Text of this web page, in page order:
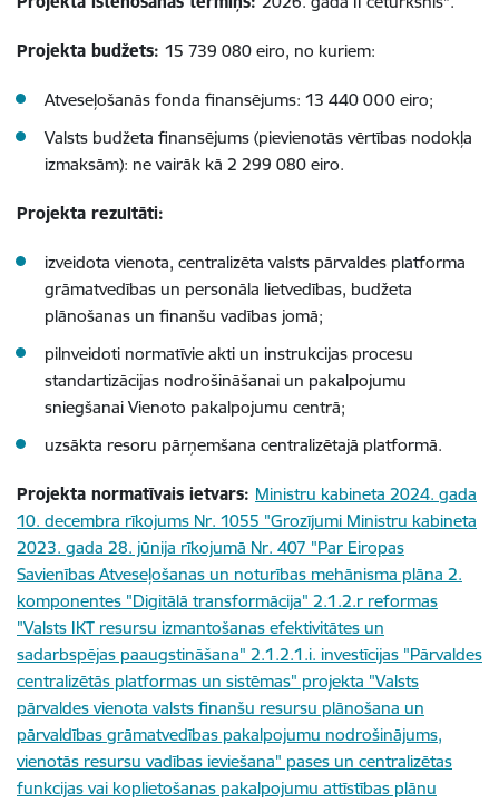
Projekta budžets: 15 739 080 eiro, no kuriem:
Atveseļošanās fonda finansējums: 13 440 000 eiro;
Valsts budžeta finansējums (pievienotās vērtības nodokļa
izmaksām): ne vairāk kā 2 299 080 eiro.
Projekta rezultāti:
izveidota vienota, centralizēta valsts pārvaldes platforma
grāmatvedības un personāla lietvedības, budžeta
plānošanas un finanšu vadības jomā;
pilnveidoti normatīvie akti un instrukcijas procesu
standartizācijas nodrošināšanai un pakalpojumu
sniegšanai Vienoto pakalpojumu centrā;
uzsākta resoru pārņemšana centralizētajā platformā.
Projekta normatīvais ietvars: Ministru kabineta 2024. gada
10. decembra rīkojums Nr. 1055 "Grozījumi Ministru kabineta
2023. gada 28. jūnija rīkojumā Nr. 407 "Par Eiropas
Savienības Atveseļošanas un noturības mehānisma plāna 2.
komponentes "Digitālā transformācija" 2.1.2.r reformas
"Valsts IKT resursu izmantošanas efektivitātes un
sadarbspējas paaugstināšana" 2.1.2.1.i. investīcijas "Pārvaldes
centralizētās platformas un sistēmas" projekta "Valsts
pārvaldes vienota valsts finanšu resursu plānošana un
pārvaldības grāmatvedības pakalpojumu nodrošinājums,
vienotās resursu vadības ieviešana" pases un centralizētas
funkcijas vai koplietošanas pakalpojumu attīstības plānu